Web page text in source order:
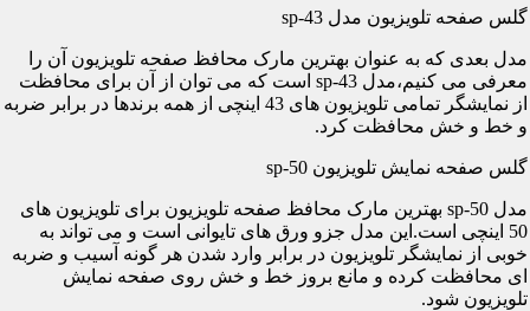
گلس صفحه تلویزیون مدل sp-43
مدل بعدی که به عنوان بهترین مارک محافظ صفحه تلویزیون آن را
معرفی می کنیم،مدل sp-43 است که می توان از آن برای محافظت
از نمایشگر تمامی تلویزیون های 43 اینچی از همه برندها در برابر ضربه
و خط و خش محافظت کرد.
گلس صفحه نمایش تلویزیون sp-50
مدل sp-50 بهترین مارک محافظ صفحه تلویزیون برای تلویزیون های
50 اینچی است.این مدل جزو ورق های تایوانی است و می تواند به
خوبی از نمایشگر تلویزیون در برابر وارد شدن هر گونه آسیب و ضربه
ای محافظت کرده و مانع بروز خط و خش روی صفحه نمایش
تلویزیون شود.